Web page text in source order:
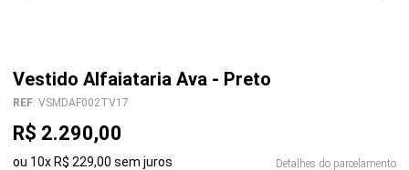
Vestido Alfaiataria Ava - Preto
REF: VSMDAF002TV17
R$ 2.290,00
ou 10x R$ 229,00 sem juros Detalhes do parcelamento